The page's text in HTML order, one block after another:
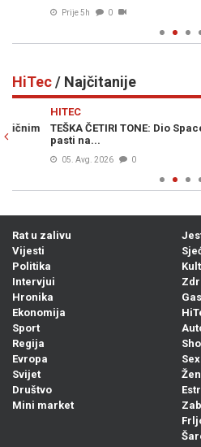
Prije 5h 0
HiTec/ Najčitanije
TEŠKA ČETIRI TONE: Dio SpaceX-
pasti na...
05. Avg. 2026 0
Rat u zalivu
Vijesti
Politika
Intervjui
Hronika
Ekonomija
Sport
Regija
Evropa
Svijet
Društvo
Mini market